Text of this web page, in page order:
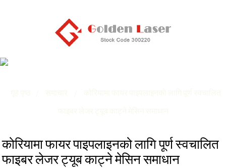
कोरियामा फायर पाइपलाइनको लागि पूर्ण स्वचालित
फाइबर लेजर ट्यूब काट्ने मेसिन समाधान